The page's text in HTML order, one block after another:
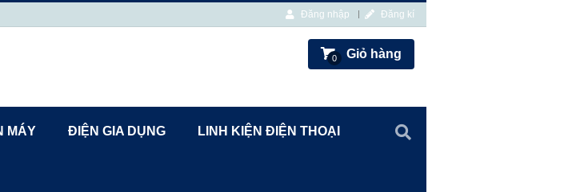
Đăng nhập Đăng kí
0 Giỏ hàng
MÁY ĐIỆN GIA DỤNG LINH KIỆN ĐIỆN THOẠI